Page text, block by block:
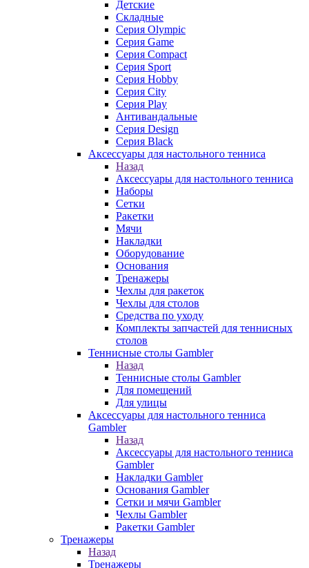
Детские
Складные
Серия Olympic
Серия Game
Серия Compact
Серия Sport
Серия Hobby
Серия City
Серия Play
Антивандальные
Серия Design
Серия Black
Аксессуары для настольного тенниса
Назад
Аксессуары для настольного тенниса
Наборы
Сетки
Ракетки
Мячи
Накладки
Оборудование
Основания
Тренажеры
Чехлы для ракеток
Чехлы для столов
Средства по уходу
Комплекты запчастей для теннисных
столов
Теннисные столы Gambler
Назад
Теннисные столы Gambler
Для помещений
Для улицы
Аксессуары для настольного тенниса
Gambler
Назад
Аксессуары для настольного тенниса
Gambler
Накладки Gambler
Основания Gambler
Сетки и мячи Gambler
Чехлы Gambler
Ракетки Gambler
Тренажеры
Назад
Тренажеры